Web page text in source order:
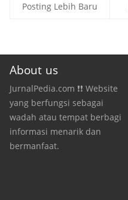
Posting Lebih Baru
About us
JurnalPedia.com ❗❗ Website
yang berfungsi sebagai
wadah atau tempat berbagi
informasi menarik dan
bermanfaat.